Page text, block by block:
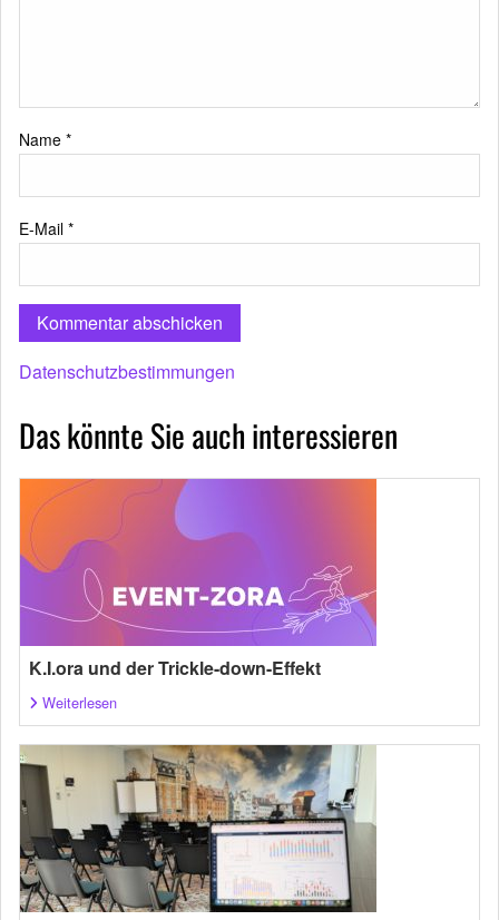
Name *
E-Mail *
Datenschutzbestimmungen
Das könnte Sie auch interessieren
K.I.ora und der Trickle-down-Effekt
Weiterlesen